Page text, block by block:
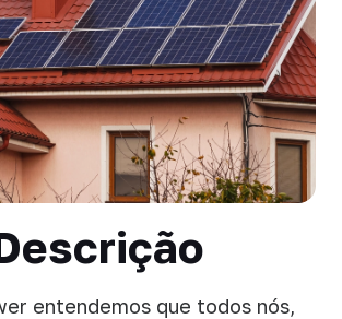
jornada e história inspiradora.
unidades e descubra nossa presença
entendemos que todos nós,